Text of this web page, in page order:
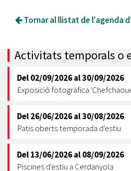
Tornar al llistat de l'agenda
Activitats temporals o
Del02/09/2026al30/09/2026
Exposició fotogràfica
Del26/06/2026al30/08/2026
Patis oberts temporada d'estiu
Del13/06/2026al08/09/2026
Piscines d'estiu a Cerdanyola